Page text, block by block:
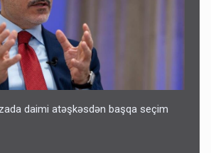
daimi atəşkəsdən başqa seçim